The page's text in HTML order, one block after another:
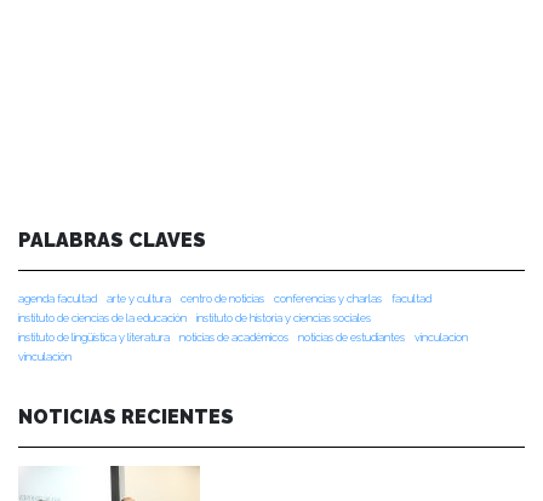
PALABRAS CLAVES
agenda facultad arte y cultura centro de noticias conferencias y charlas
facultad
instituto de ciencias de la educación
instituto de historia y ciencias sociales
instituto de lingüística y literatura
noticias de académicos noticias de estudiantes
vinculacion
vinculación
NOTICIAS RECIENTES